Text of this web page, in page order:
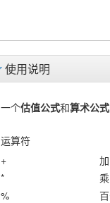
使用说明
一个估值公式和算术公式
运算符
+
加
*
乘
%